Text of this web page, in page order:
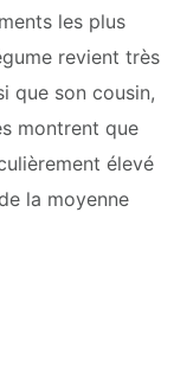
les plus
revient très
que son cousin,
montrent que
élevé
la moyenne